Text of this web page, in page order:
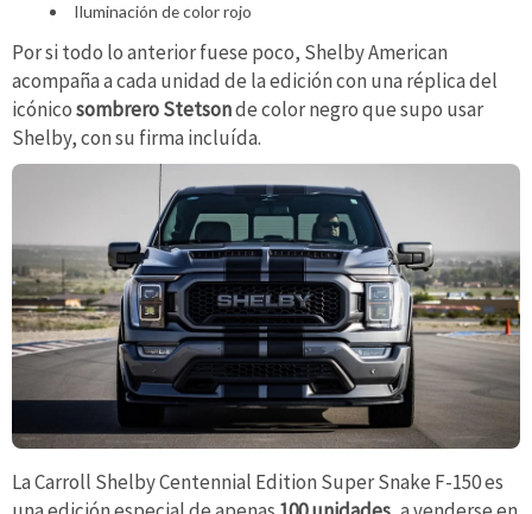
Iluminación de color rojo
Por si todo lo anterior fuese poco, Shelby American
acompaña a cada unidad de la edición con una réplica del
icónicosombrero Stetsonde color negro que supo usar
Shelby, con su firma incluída.
La Carroll Shelby Centennial Edition Super Snake F-150 es